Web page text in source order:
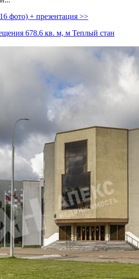
фото) + презентация >>
678.6 кв. м, м Теплый стан